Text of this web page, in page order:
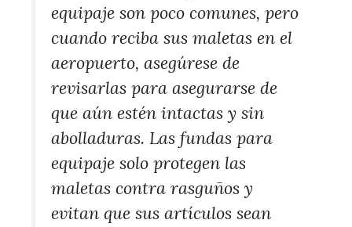
equipaje son poco comunes, pero
cuando reciba sus maletas en el
aeropuerto, asegúrese de
revisarlas para asegurarse de
que aún estén intactas y sin
abolladuras. Las fundas para
equipaje solo protegen las
maletas contra rasguños y
evitan que sus artículos sean